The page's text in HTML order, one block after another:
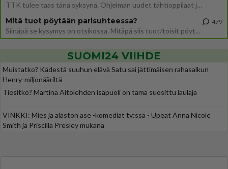
TTK tulee taas tänä syksynä. Ohjelman uudet tähtioppilaat julkistetaan torstaina 6. elokuuta klo 14 alkavassa lehdistö
Mitä tuot pöytään parisuhteessa?
Siinäpä se kysymys on otsikossa. Mitäpä siis tuot/toisit pöytään parisuhteessa? Oletko mies vai nainen? Koetko sen mitä
479
SUOMI24 VIIHDE
Muistatko? Kädestä suuhun elävä Satu sai jättimäisen rahasalkun
Henry-miljonääriltä
Tiesitkö? Martina Aitolehden isäpuoli on tämä suosittu laulaja
VINKKI: Mies ja alaston ase -komediat tv:ssä - Upeat Anna Nicole
Smith ja Priscilla Presley mukana